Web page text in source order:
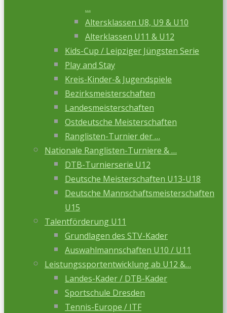
…
Altersklassen U8, U9 & U10
Alterklassen U11 & U12
Kids-Cup / Leipziger Jüngsten Serie
Play and Stay
Kreis-Kinder-& Jugendspiele
Bezirksmeisterschaften
Landesmeisterschaften
Ostdeutsche Meisterschaften
Ranglisten-Turnier der …
Nationale Ranglisten-Turniere & …
DTB-Turnierserie U12
Deutsche Meisterschaften U13-U18
Deutsche Mannschaftsmeisterschaften
U15
Talentförderung U11
Grundlagen des STV-Kader
Auswahlmannschaften U10 / U11
Leistungssportentwicklung ab U12 &…
Landes-Kader / DTB-Kader
Sportschule Dresden
Tennis-Europe / ITF